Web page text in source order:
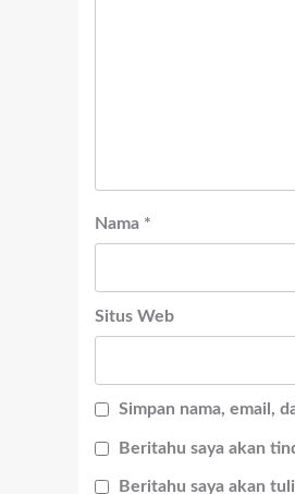
Nama *
Situs Web
Simpan nama, email,
Beritahu saya akan
Beritahu saya akan